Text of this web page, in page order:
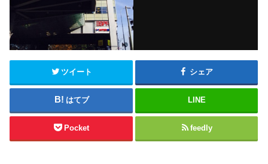
ツイート シェア
はてブ LINE
Pocket feedly